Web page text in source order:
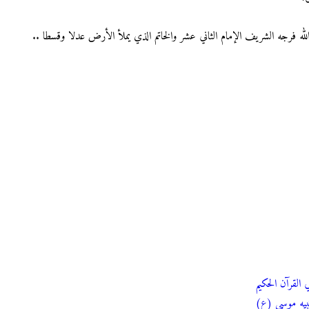
فرجه الشريف الإمام الثاني عشر والخاتم الذي يملأ الأرض عدلا وقسطا ..
الحكيم
موسى (ع)